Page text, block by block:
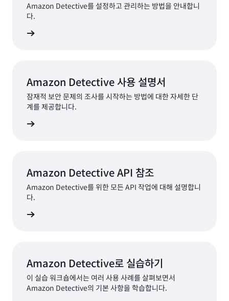
Amazon Detective를 설정하고 관리하는 방법을 안내합니
다.
Amazon Detective 사용 설명서
잠재적 보안 문제의 조사를 시작하는 방법에 대한 자세한 단
계를 제공합니다.
Amazon Detective API 참조
Amazon Detective를 위한 모든 API 작업에 대해 설명합니
다.
Amazon Detective로 실습하기
이 실습 워크숍에서는 여러 사용 사례를 살펴보면서
Amazon Detective의 기본 사항을 학습합니다.